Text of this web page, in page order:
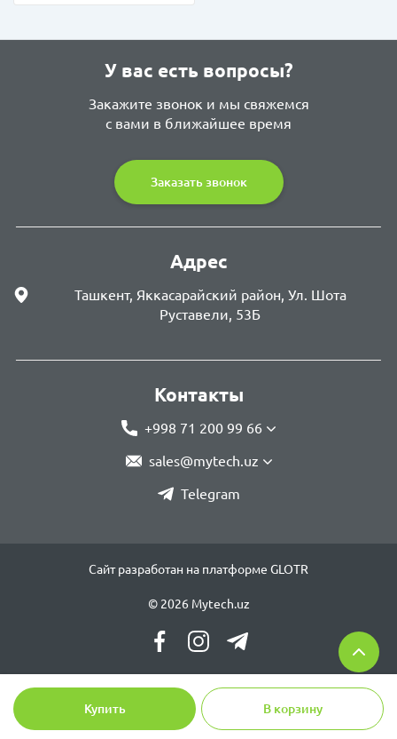
Купить В корзину
У вас есть вопросы?
Закажите звонок и мы свяжемся
с вами в ближайшее время
Заказать звонок
Адрес
Ташкент, Яккасарайский район, Ул. Шота
Руставели, 53Б
Контакты
+998 71 200 99 66
sales@mytech.uz
Telegram
Сайт разработан на платформе GLOTR
© 2026 Mytech.uz